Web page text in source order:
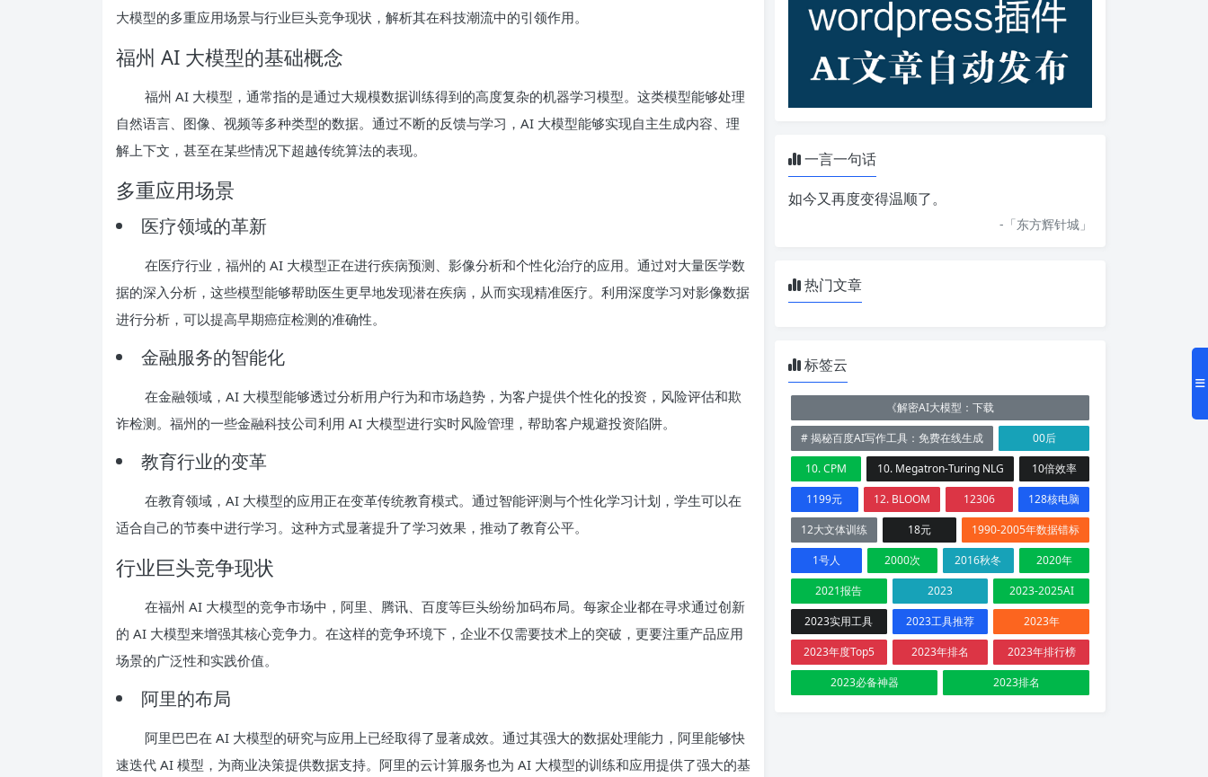
大模型的多重应用场景与行业巨头竞争现状，解析其在科技潮流中的引领作用。
福州 AI 大模型的基础概念
福州 AI 大模型，通常指的是通过大规模数据训练得到的高度复杂的机器学习模型。这类模型能够处理
自然语言、图像、视频等多种类型的数据。通过不断的反馈与学习，AI 大模型能够实现自主生成内容、理
解上下文，甚至在某些情况下超越传统算法的表现。
多重应用场景
医疗领域的革新
在医疗行业，福州的 AI 大模型正在进行疾病预测、影像分析和个性化治疗的应用。通过对大量医学数
据的深入分析，这些模型能够帮助医生更早地发现潜在疾病，从而实现精准医疗。利用深度学习对影像数据
进行分析，可以提高早期癌症检测的准确性。
金融服务的智能化
在金融领域，AI 大模型能够透过分析用户行为和市场趋势，为客户提供个性化的投资，风险评估和欺
诈检测。福州的一些金融科技公司利用 AI 大模型进行实时风险管理，帮助客户规避投资陷阱。
教育行业的变革
在教育领域，AI 大模型的应用正在变革传统教育模式。通过智能评测与个性化学习计划，学生可以在
适合自己的节奏中进行学习。这种方式显著提升了学习效果，推动了教育公平。
行业巨头竞争现状
在福州 AI 大模型的竞争市场中，阿里、腾讯、百度等巨头纷纷加码布局。每家企业都在寻求通过创新
的 AI 大模型来增强其核心竞争力。在这样的竞争环境下，企业不仅需要技术上的突破，更要注重产品应用
场景的广泛性和实践价值。
阿里的布局
阿里巴巴在 AI 大模型的研究与应用上已经取得了显著成效。通过其强大的数据处理能力，阿里能够快
速迭代 AI 模型，为商业决策提供数据支持。阿里的云计算服务也为 AI 大模型的训练和应用提供了强大的基
一言一句话
如今又再度变得温顺了。
-「东方辉针城 」
热门文章
标签云
《解密AI大模型：下载
# 揭秘百度AI写作工具：免费在线生成
00后
10. CPM
10. Megatron-Turing NLG
10倍效率
1199元
12. BLOOM 12306
128核电脑
12大文体训练
18元
1990-2005年数据错标
1号人
2000次 2016秋冬
2020年
2021报告
2023
2023-2025AI
2023实用工具
2023工具推荐
2023年
2023年度Top5
2023年排名
2023年排行榜
2023必备神器
2023排名